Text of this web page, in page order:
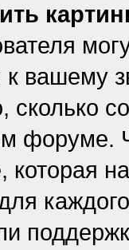
к вашему
сколько
форуме.
которая